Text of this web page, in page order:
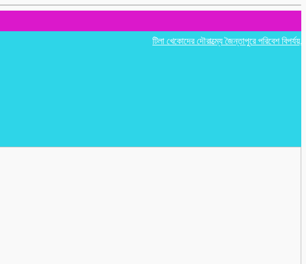
টিলা খেকোদের দৌরাত্ম্যে জৈন্তাপুরে পরিবেশ বিপর্যয়,